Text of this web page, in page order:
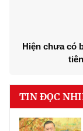
Hiện chưa có
TIN ĐỌC